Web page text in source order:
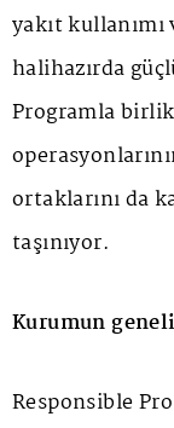
yakıt
halihazırda
Programla
ortaklarını da
taşınıyor.
Kurumun
Responsible